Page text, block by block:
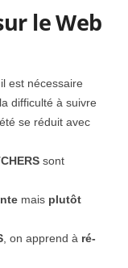
le Web
est nécessaire
la difficulté à suivre
se réduit avec
sont
mais plutôt
, on apprend à ré-